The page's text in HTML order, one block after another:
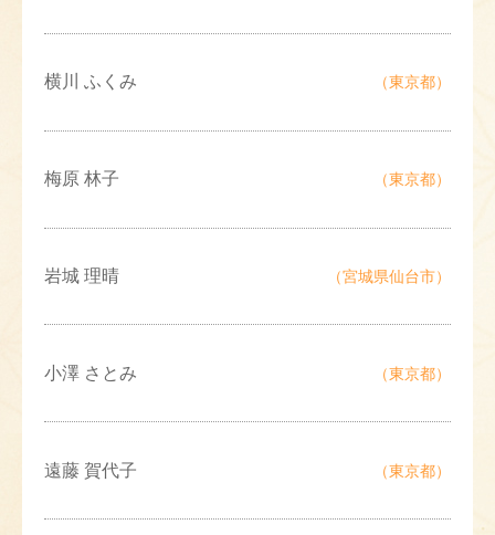
横川 ふくみ （東京都）
梅原 林子 （東京都）
岩城 理晴 （宮城県仙台市）
小澤 さとみ （東京都）
遠藤 賀代子 （東京都）